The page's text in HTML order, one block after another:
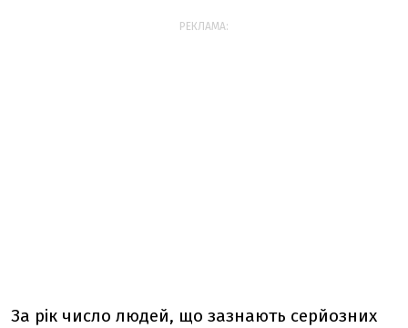
РЕКЛАМА:
За рік число людей, що зазнають серйозних